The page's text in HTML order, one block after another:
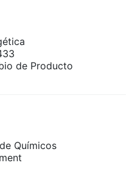
de Producto
Químicos